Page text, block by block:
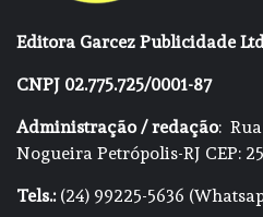
Editora Garcez Publicidade
CNPJ 02.775.725/0001-87
Administração / redação:
Nogueira Petrópolis-RJ CEP:
Tels.:(24) 99225-5636